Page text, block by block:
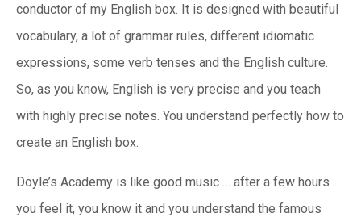
conductor of my English box. It is designed with beautiful
vocabulary, a lot of grammar rules, different idiomatic
expressions, some verb tenses and the English culture.
So, as you know, English is very precise and you teach
with highly precise notes. You understand perfectly how to
create an English box.
Doyle’s Academy is like good music … after a few hours
you feel it, you know it and you understand the famous